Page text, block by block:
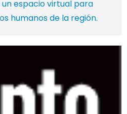
espacio virtual para
humanos de la región.